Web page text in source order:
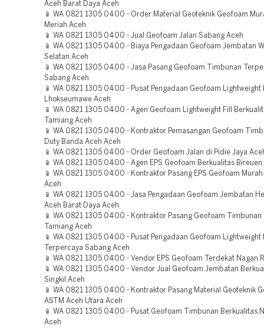
Aceh Barat Daya Aceh
📱 WA 0821 1305 0400 - Order Material Geoteknik Geofoam
Meriah Aceh
📱 WA 0821 1305 0400 - Jual Geofoam Jalan Sabang Aceh
📱 WA 0821 1305 0400 - Biaya Pengadaan Geofoam Jembatan
Selatan Aceh
📱 WA 0821 1305 0400 - Jasa Pasang Geofoam Timbunan
Sabang Aceh
📱 WA 0821 1305 0400 - Pusat Pengadaan Geofoam Lightweight
Lhokseumawe Aceh
📱 WA 0821 1305 0400 - Agen Geofoam Lightweight Fill
Tamiang Aceh
📱 WA 0821 1305 0400 - Kontraktor Pemasangan Geofoam
Duty Banda Aceh Aceh
📱 WA 0821 1305 0400 - Order Geofoam Jalan di Pidie Jaya
📱 WA 0821 1305 0400 - Agen EPS Geofoam Berkualitas Bireuen
📱 WA 0821 1305 0400 - Kontraktor Pasang EPS Geofoam
Aceh
📱 WA 0821 1305 0400 - Jasa Pengadaan Geofoam Jembatan
Aceh Barat Daya Aceh
📱 WA 0821 1305 0400 - Kontraktor Pasang Geofoam Timbunan
Tamiang Aceh
📱 WA 0821 1305 0400 - Pusat Pengadaan Geofoam Lightweight
Terpercaya Sabang Aceh
📱 WA 0821 1305 0400 - Vendor EPS Geofoam Terdekat Nagan
📱 WA 0821 1305 0400 - Vendor Jual Geofoam Jembatan
Singkil Aceh
📱 WA 0821 1305 0400 - Kontraktor Pasang Material Geoteknik
ASTM Aceh Utara Aceh
📱 WA 0821 1305 0400 - Pusat Geofoam Timbunan Berkualitas
Aceh